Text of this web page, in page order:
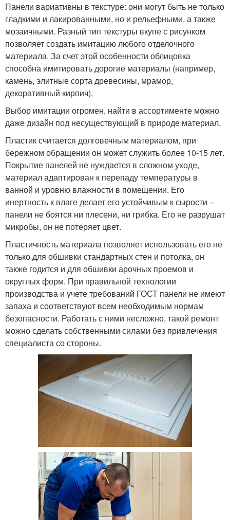
Панели вариативны в текстуре: они могут быть не только
гладкими и лакированными, но и рельефными, а также
мозаичными. Разный тип текстуры вкупе с рисунком
позволяет создать имитацию любого отделочного
материала. За счет этой особенности облицовка
способна имитировать дорогие материалы (например,
камень, элитные сорта древесины, мрамор,
декоративный кирпич).
Выбор имитации огромен, найти в ассортименте можно
даже дизайн под несуществующий в природе материал.
Пластик считается долговечным материалом, при
бережном обращении он может служить более 10-15 лет.
Покрытие панелей не нуждается в сложном уходе,
материал адаптирован к перепаду температуры в
ванной и уровню влажности в помещении. Его
инертность к влаге делает его устойчивым к сырости –
панели не боятся ни плесени, ни грибка. Его не разрушат
микробы, он не потеряет цвет.
Пластичность материала позволяет использовать его не
только для обшивки стандартных стен и потолка, он
также годится и для обшивки арочных проемов и
округлых форм. При правильной технологии
производства и учете требований ГОСТ панели не имеют
запаха и соответствуют всем необходимым нормам
безопасности. Работать с ними несложно, такой ремонт
можно сделать собственными силами без привлечения
специалиста со стороны.